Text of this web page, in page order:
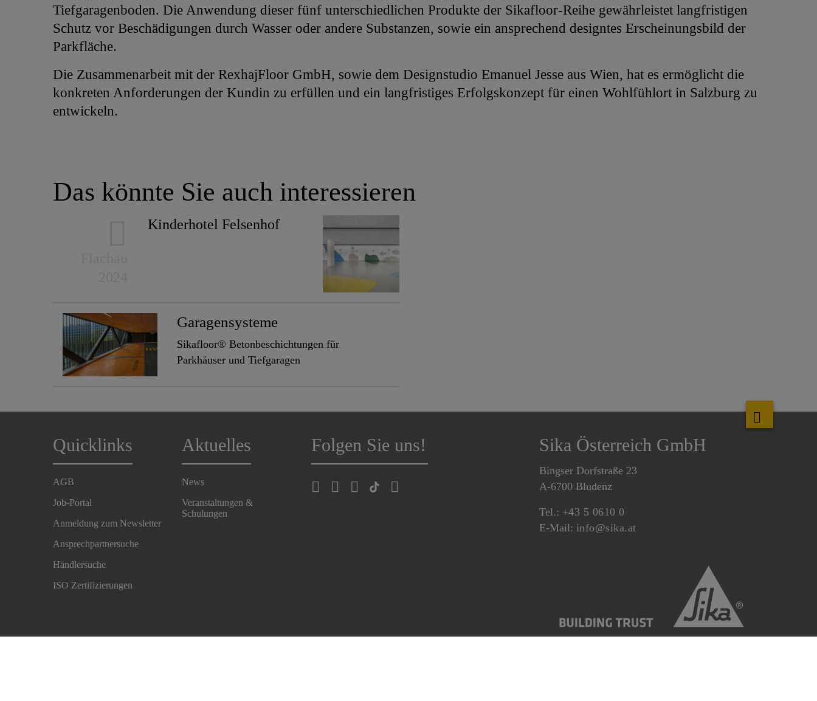
Tiefgaragenboden. Die Anwendung dieser fünf unterschiedlichen Produkte der Sikafloor-Reihe gewährleistet langfristigen
Schutz vor Beschädigungen durch Wasser oder andere Substanzen, sowie ein ansprechend designtes Erscheinungsbild der
Parkfläche.
Die Zusammenarbeit mit der RexhajFloor GmbH, sowie dem Designstudio Emanuel Jesse aus Wien, hat es ermöglicht die
konkreten Anforderungen der Kundin zu erfüllen und ein langfristiges Erfolgskonzept für einen Wohlfühlort in Salzburg zu
entwickeln.
Das könnte Sie auch interessieren
Kinderhotel Felsenhof
Garagensysteme
Sikafloor® Betonbeschichtungen für
Parkhäuser und Tiefgaragen
Quicklinks
AGB
Job-Portal
Anmeldung zum Newsletter
Ansprechpartnersuche
Händlersuche
ISO Zertifizierungen
Aktuelles
News
Veranstaltungen &
Schulungen
Folgen Sie uns! Sika Österreich GmbH
Bingser Dorfstraße 23
A-6700 Bludenz
Tel.: +43 5 0610 0
E-Mail: info@sika.at